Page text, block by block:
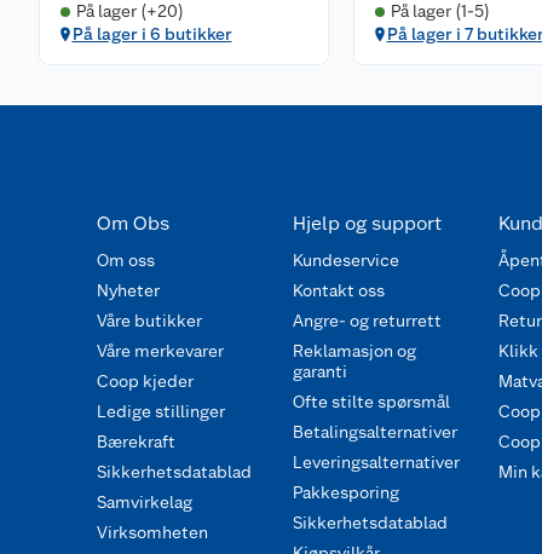
På lager (+20)
På lager i 6 butikker
På lager (1-5)
På lager i 7
Om Obs
Om oss
Nyheter
Våre butikker
Våre merkevarer
Coop kjeder
Ledige stillinger
Bærekraft
Sikkerhetsdatablad
Samvirkelag
Virksomheten
Hjelp og support
Kundeservice
Kontakt oss
Angre- og returrett
Reklamasjon og
garanti
Ofte stilte spørsmål
Betalingsalternativer
Leveringsalternativer
Pakkesporing
Sikkerhetsdatablad
Klikk
Min